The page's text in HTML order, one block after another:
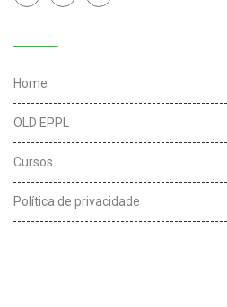
Home
OLD EPPL
Cursos
Política de privacidade